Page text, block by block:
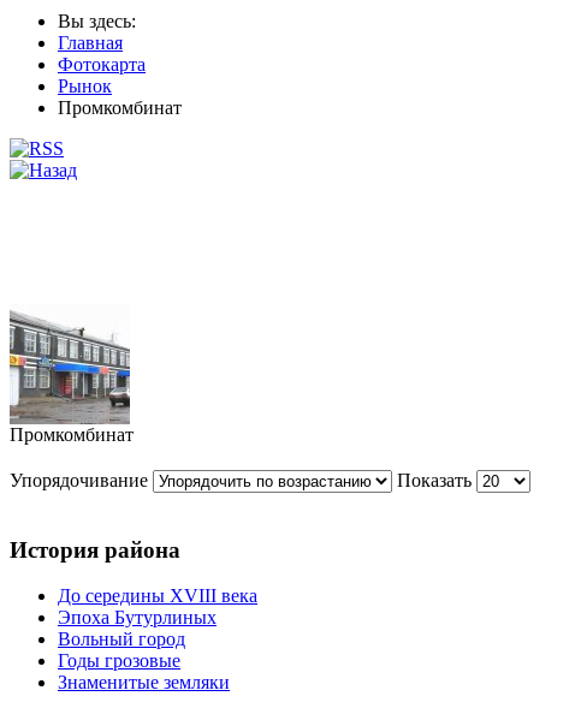
Вы здесь:
Главная
Фотокарта
Рынок
Промкомбинат
Промкомбинат
Упорядочивание Показать
История района
До середины XVIII века
Эпоха Бутурлиных
Вольный город
Годы грозовые
Знаменитые земляки